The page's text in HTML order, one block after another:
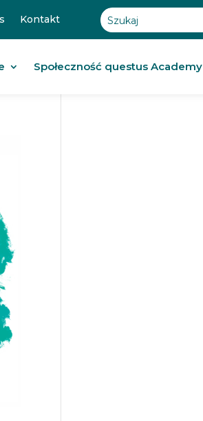
Kontakt
Społeczność questus Academy